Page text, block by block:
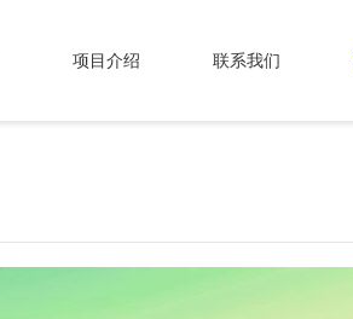
项目介绍 联系我们